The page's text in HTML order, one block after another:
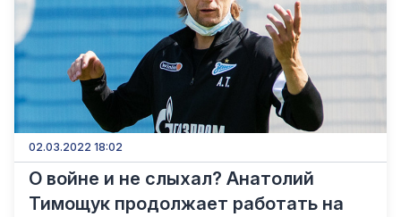
02.03.2022 18:02
О войне и не слыхал? Анатолий
Тимощук продолжает работать на